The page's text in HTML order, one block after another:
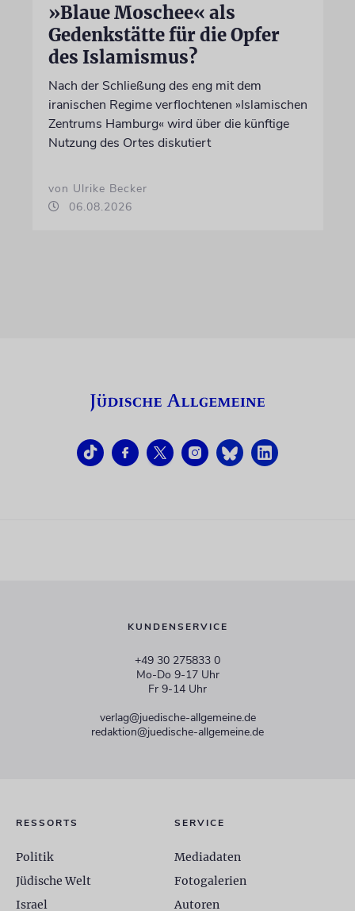
»Blaue Moschee« als
Gedenkstätte für die Opfer
des Islamismus?
Nach der Schließung des eng mit dem
iranischen Regime verflochtenen »Islamischen
Zentrums Hamburg« wird über die künftige
Nutzung des Ortes diskutiert
von Ulrike Becker
06.08.2026
KUNDENSERVICE
+49 30 275833 0
Mo-Do 9-17 Uhr
Fr 9-14 Uhr
verlag@juedische-allgemeine.de
redaktion@juedische-allgemeine.de
RESSORTS
Politik
Jüdische Welt
Israel
SERVICE
Mediadaten
Fotogalerien
Autoren